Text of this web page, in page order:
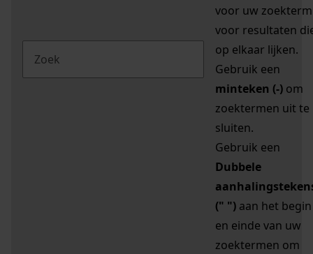
voor uw zoekterm
voor resultaten
op elkaar lijken.
Gebruik een
minteken (-) om
zoektermen uit te
sluiten.
Gebruik een
Dubbele
(" ") aan het begin
en einde van uw
zoektermen om